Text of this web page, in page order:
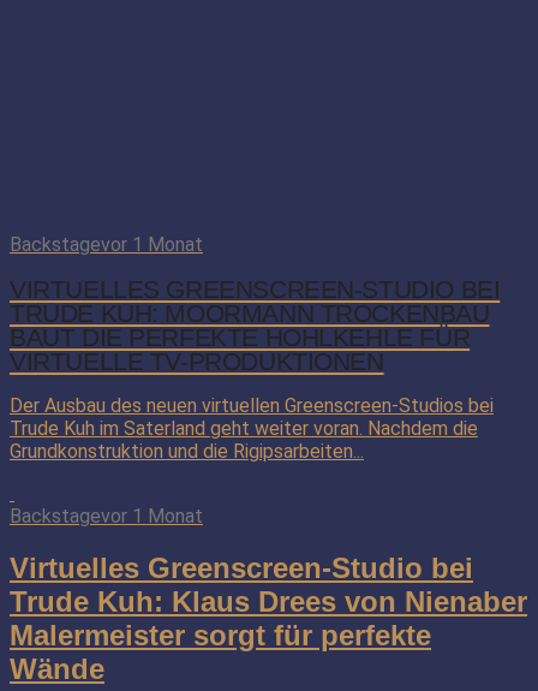
Backstagevor 1 Monat
VIRTUELLES GREENSCREEN-STUDIO BEI
TRUDE KUH: MOORMANN TROCKENBAU
BAUT DIE PERFEKTE HOHLKEHLE FÜR
VIRTUELLE TV-PRODUKTIONEN
Der Ausbau des neuen virtuellen Greenscreen-Studios bei
Trude Kuh im Saterland geht weiter voran. Nachdem die
Grundkonstruktion und die Rigipsarbeiten...
Backstagevor 1 Monat
Virtuelles Greenscreen-Studio bei
Trude Kuh: Klaus Drees von Nienaber
Malermeister sorgt für perfekte
Wände